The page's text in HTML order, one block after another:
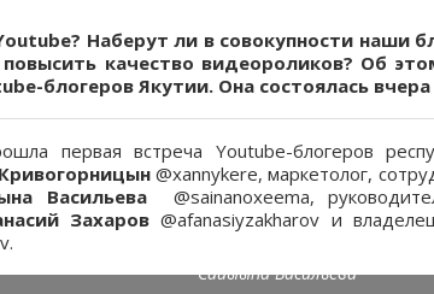
Наберут ли в совокупности наши
качество видеороликов? Об
блогеров Якутии. Она состоялась
первая встреча Youtube-блогеров
@xannykere, маркетолог,
Васильева
@sainanoxeema,
Захаров @afanasiyzakharov и
Сайыына Васильева